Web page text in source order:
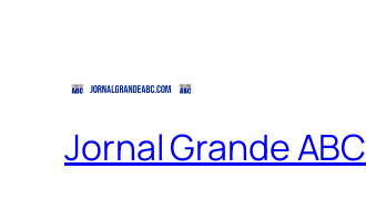
Jornal Grande ABC